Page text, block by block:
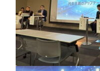
個人課題研究